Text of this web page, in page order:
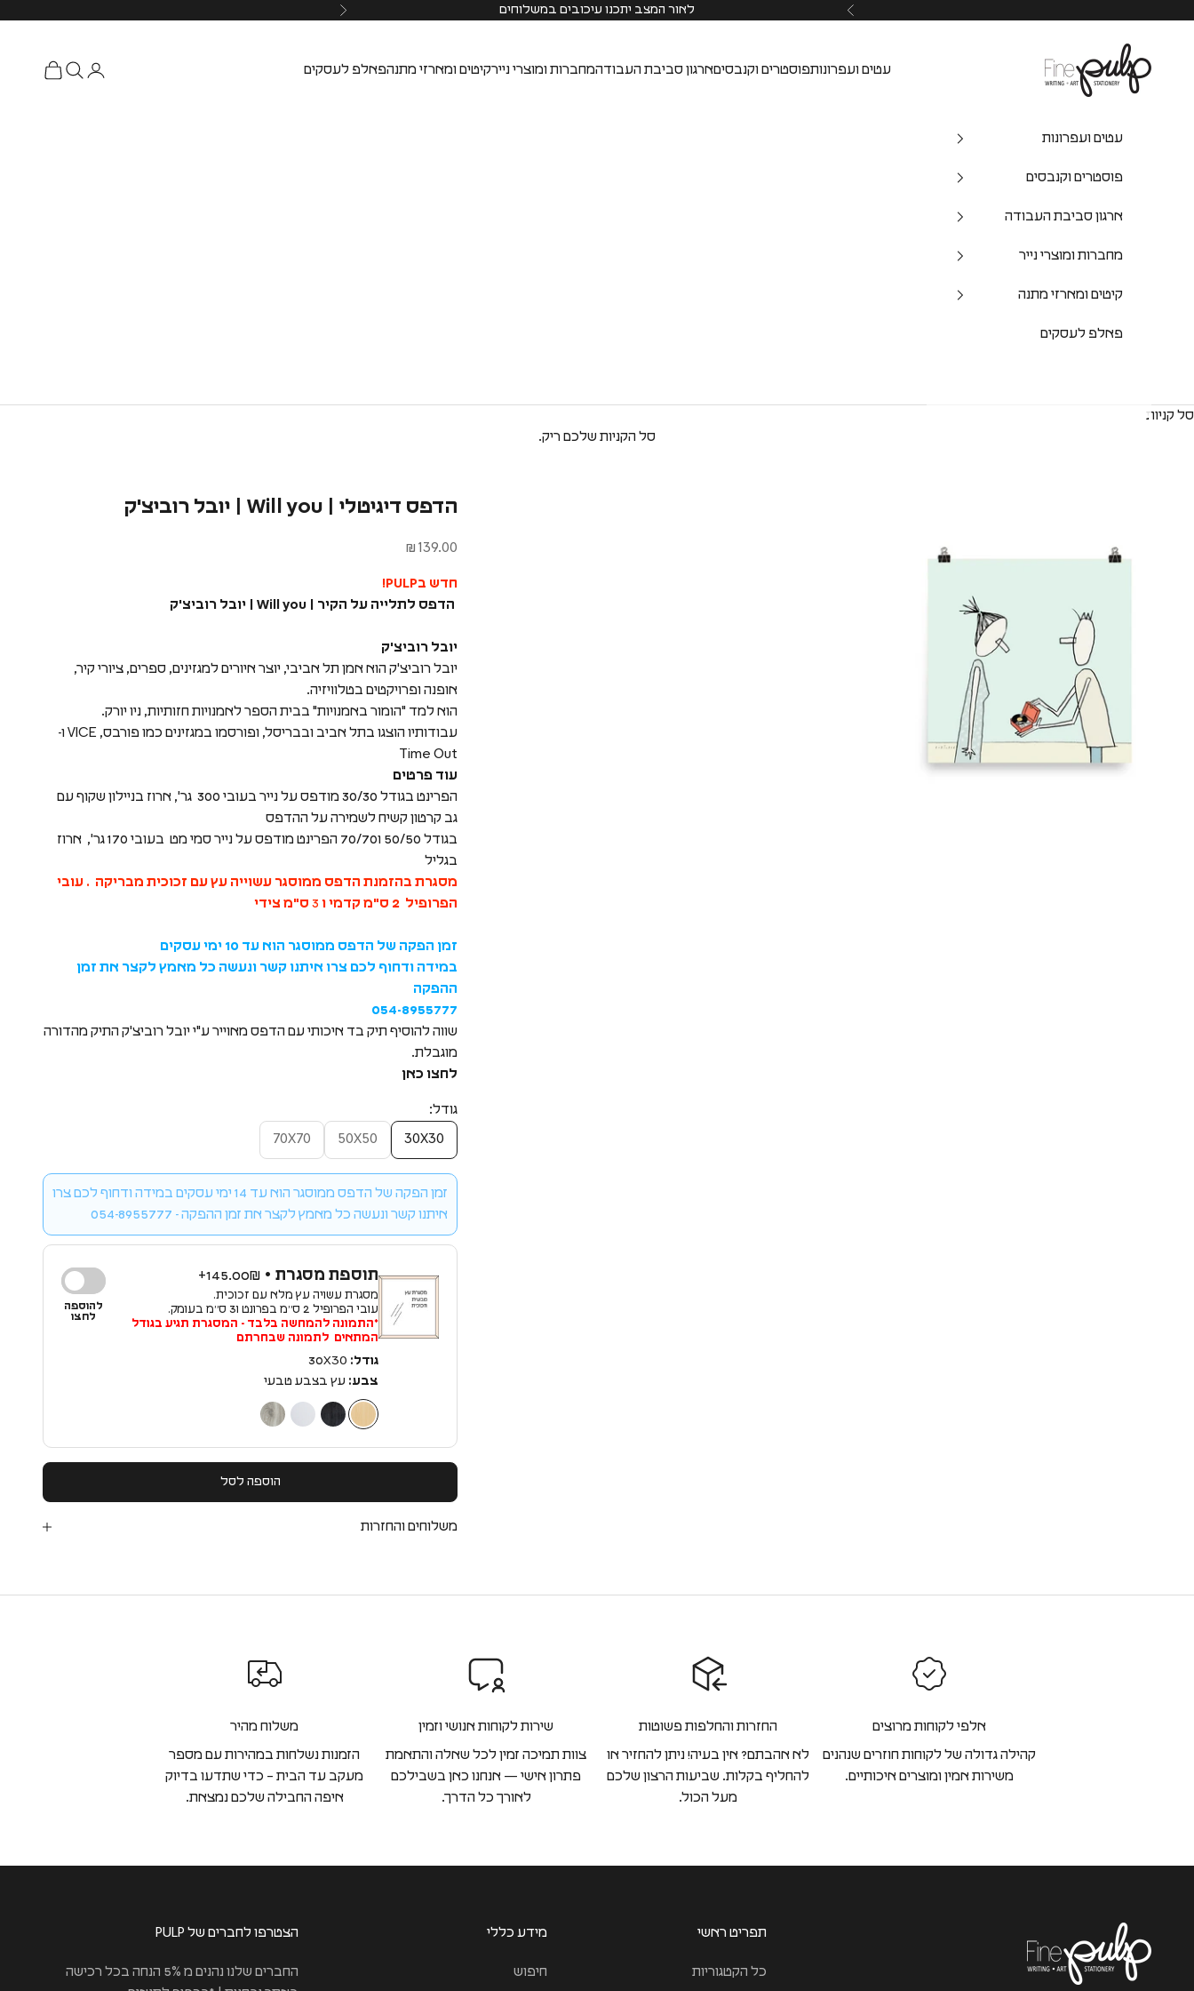
לאור המצב יתכנו עיכובים במשלוחים
Pulp Shop
עטים ועפרונותפוסטרים וקנבסיםארגון סביבת העבודהמחברות ומוצרי ניירקיטים ומארזי מתנהפאלפ לעסקים
עטים ועפרונות
פוסטרים וקנבסים
ארגון סביבת העבודה
מחברות ומוצרי נייר
קיטים ומארזי מתנה
פאלפ לעסקים
סל קניות
סל הקניות שלכם ריק.
הדפס דיגיטלי | Will you | יובל רוביצ'ק
מחיר מבצע
139.00 ₪
חדש בPULP!
הדפס לתלייה על הקיר | Will you | יובל רוביצ'ק
יובל רוביצ'ק
יובל רוביצ'ק הוא אמן תל אביבי, יוצר איורים למגזינים, ספרים, ציורי קיר,
אופנה ופרויקטים בטלוויזיה.
הוא למד "הומור באמנויות" בבית הספר לאמנויות חזותיות, ניו יורק.
עבודותיו הוצגו בתל אביב ובבריסל, ופורסמו במגזינים כמו פורבס, VICE ו-
Time Out
עוד פרטים
הפרינט בגודל 30/30 מודפס על נייר בעובי 300 גר', ארוז בניילון שקוף עם
גב קרטון קשיח לשמירה על ההדפס
בגודל 50/50 ו70/70 הפרינט מודפס על נייר סמי מט בעובי 170 גר', ארוז
בגליל
מסגרת בהזמנת הדפס ממוסגר עשוייה עץ עם זכוכית מבריקה . עובי
הפרופיל 2 ס"מ
קדמי ו 3 ס"מ צידי
זמן הפקה של הדפס ממוסגר הוא עד 10 ימי עסקים
במידה ודחוף לכם צרו איתנו קשר ונעשה כל מאמץ לקצר את זמן
ההפקה
054-8955777
שווה להוסיף תיק בד איכותי עם הדפס מאוייר ע"י יובל רוביצ'ק התיק מהדורה
מוגבלת.
לחצו כאן
גודל:
30X30
50X50
70X70
זמן הפקה של הדפס ממוסגר הוא עד 14 ימי עסקים במידה ודחוף לכם צרו
איתנו קשר ונעשה כל מאמץ לקצר את זמן ההפקה - 054-8955777
תוספת מסגרת • 145.00₪+
מסגרת עשויה עץ מלא עם זכוכית.
עובי הפרופיל 2 ס״מ בפרונט ו3 ס״מ בעומק.
*התמונה להמחשה בלבד - המסגרת תגיע בגודל
המתאים לתמונה שבחרתם
גודל: 30X30
צבע: עץ בצבע טבעי
עץ בצבע טבעי
עץ בצבע שחור
עץ בצבע לבן
עץ בצבע כסף
להוספה
לחצו
הוספה לסל
משלוחים והחזרות
אלפי לקוחות מרוצים
קהילה גדולה של לקוחות חוזרים שנהנים
משירות אמין ומוצרים איכותיים.
החזרות והחלפות פשוטות
לא אהבתם? אין בעיה! ניתן להחזיר או
להחליף בקלות. שביעות הרצון שלכם
מעל הכול.
שירות לקוחות אנושי וזמין
צוות תמיכה זמין לכל שאלה והתאמת
פתרון אישי — אנחנו כאן בשבילכם
לאורך כל הדרך.
משלוח מהיר
הזמנות נשלחות במהירות עם מספר
מעקב עד הבית – כדי שתדעו בדיוק
איפה החבילה שלכם נמצאת.
תפריט ראשי
כל הקטגוריות
מידע כללי
חיפוש
הצטרפו לחברים של PULP
החברים שלנו נהנים מ 5% הנחה בכל רכישה